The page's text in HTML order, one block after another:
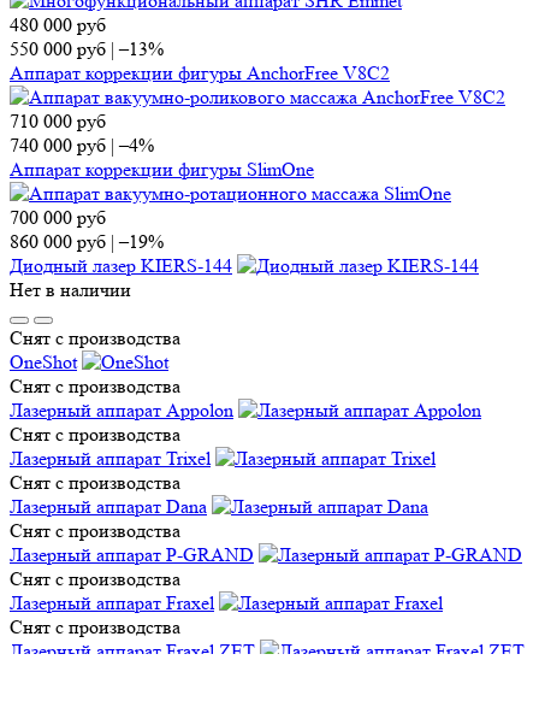
480 000 руб
550 000 руб |–13%
Аппарат коррекции фигуры AnchorFree V8C2
710 000 руб
740 000 руб |–4%
Аппарат коррекции фигуры SlimOne
700 000 руб
860 000 руб |–19%
Диодный лазер KIERS-144
Нет в наличии
Снят с производства
OneShot
Снят с производства
Лазерный аппарат Appolon
Снят с производства
Лазерный аппарат Trixel
Снят с производства
Лазерный аппарат Dana
Снят с производства
Лазерный аппарат P-GRAND
Снят с производства
Лазерный аппарат Fraxel
Снят с производства
Лазерный аппарат Fraxel ZET